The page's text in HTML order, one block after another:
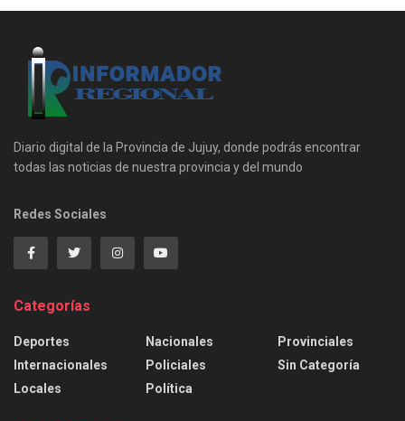
Diario digital de la Provincia de Jujuy, donde podrás encontrar
todas las noticias de nuestra provincia y del mundo
Redes Sociales
Categorías
Deportes
Internacionales
Locales
Nacionales
Policiales
Política
Provinciales
Sin Categoría